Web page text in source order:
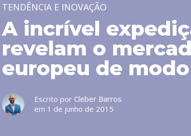
TENDÊNCIA E INOVAÇÃO
A incrível
revelam o
europeu de
Escrito por Cleber Barros
em 1 de junho de 2015